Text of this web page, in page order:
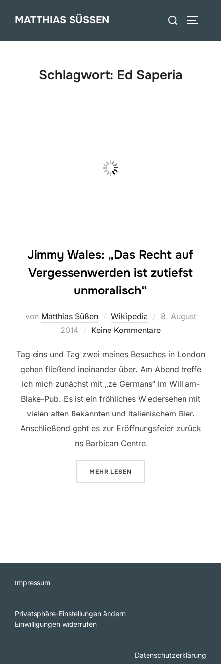
InhaltMATTHIAS SÜSSEN
Suchen
Schlagwort: Ed Saperia
Jimmy Wales: „Das Recht auf
Vergessenwerden ist zutiefst
unmoralisch“
von Matthias Süßen Wikipedia
Veröffentlicht
am
8. August
2014
Keine Kommentare
Tag eins und Tag zwei meines Besuches in London
gehen fließend ineinander über. Am Abend treffe
ich mich zunächst mit „ze Germans“ im William-
Blake-Pub. Es ist ein fröhliches Wiedersehen mit
vielen alten Bekannten und italienischem Bier.
Anschließend geht es zur Eröffnungsfeier zurück
ins Barbican Centre.
MEHR ÜBER „JIMMY WALES: „DAS
LESEN
Impressum
Privatsphäre-Einstellungen ändern
Einwilligungen widerrufen
Datenschutzerklärung